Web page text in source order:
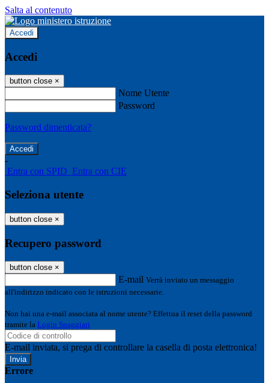
Salta al contenuto
Accedi
Accedi
button close ×
Nome Utente
Password
Password dimenticata?
-
Entra con SPID Entra con CIE
Seleziona utente
button close ×
Recupero password
button close ×
E-mail Verrà inviato un messaggio
all'indirizzo indicato con le istruzioni necessarie.
Non hai una e-mail associata al nome utente? Effettua il reset della password
tramite la Login Spaggiari
E-mail inviata, si prega di controllare la casella di posta elettronica!
Errore